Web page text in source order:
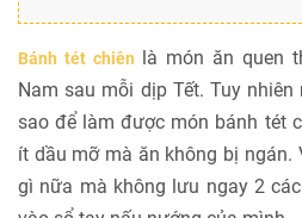
Bánh tét chiên là món ăn quen
Nam sau mỗi dịp Tết. Tuy
sao để làm được món bánh tét
ít dầu mỡ mà ăn không bị ngán.
gì nữa mà không lưu ngay 2